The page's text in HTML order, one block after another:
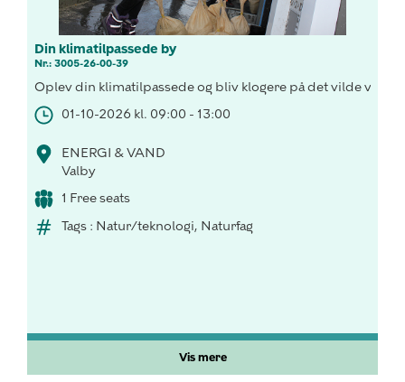
Din klimatilpassede by
Nr.: 3005-26-00-39
Oplev din klimatilpassede og bliv klogere på det vilde vejr
01-10-2026 kl. 09:00 - 13:00
ENERGI & VAND
Valby
1 Free seats
Tags : Natur/teknologi, Naturfag
Vis mere